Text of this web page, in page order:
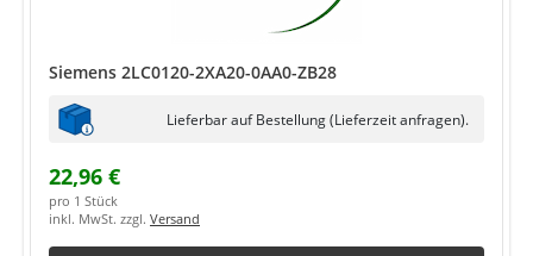
Siemens 2LC0120-2XA20-0AA0-ZB28
Lieferbar auf Bestellung (Lieferzeit anfragen).
22,96 €
pro 1 Stück
inkl. MwSt. zzgl. Versand